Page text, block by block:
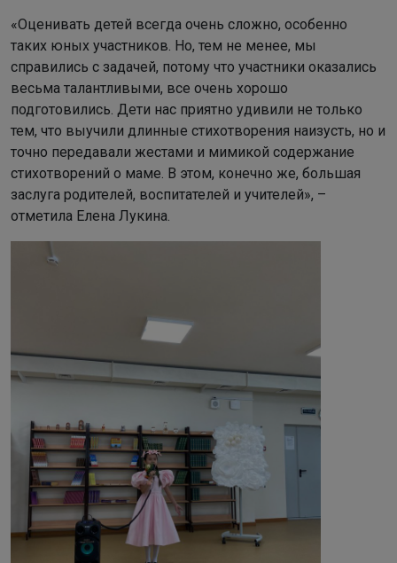
«Оценивать детей всегда очень сложно, особенно
таких юных участников. Но, тем не менее, мы
справились с задачей, потому что участники оказались
весьма талантливыми, все очень хорошо
подготовились. Дети нас приятно удивили не только
тем, что выучили длинные стихотворения наизусть, но и
точно передавали жестами и мимикой содержание
стихотворений о маме. В этом, конечно же, большая
заслуга родителей, воспитателей и учителей», –
отметила Елена Лукина.